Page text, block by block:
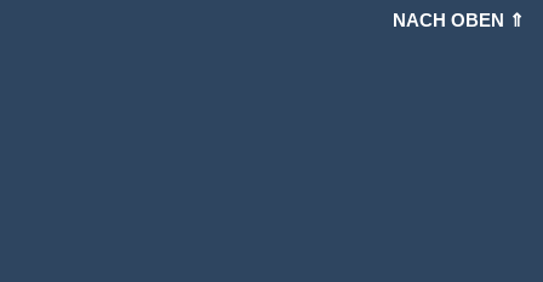
NACH OBEN ⇑